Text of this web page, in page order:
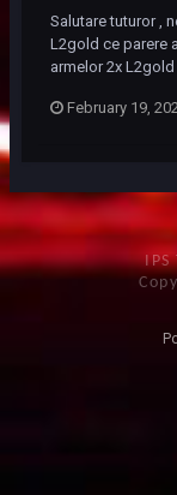
Salutare tuturor ,
L2gold ce parere
armelor 2x L2gold
February 19,